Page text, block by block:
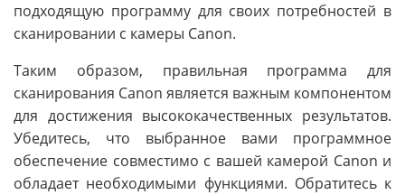
подходящую программу для своих потребностей в
сканировании с камеры Canon.
Таким образом, правильная программа для
сканирования Canon является важным компонентом
для достижения высококачественных результатов.
Убедитесь, что выбранное вами программное
обеспечение совместимо с вашей камерой Canon и
обладает необходимыми функциями. Обратитесь к